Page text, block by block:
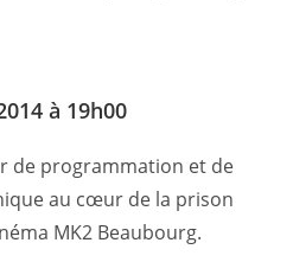
à 19h00
de programmation et de
au cœur de la prison
MK2 Beaubourg.